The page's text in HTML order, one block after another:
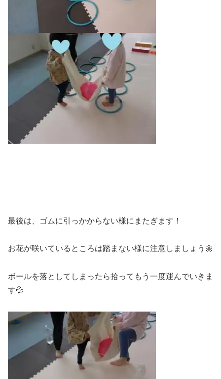
最後は、ゴムに引っかからない様にまたぎます！
お花が咲いているところは踏まない様に注意しましょう🌼
ボールを落としてしまったら拾ってもう一度運んでいきま
す💦